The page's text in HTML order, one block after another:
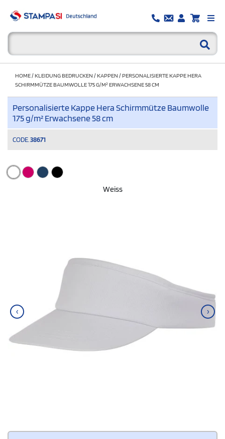
HOME/KLEIDUNG BEDRUCKEN /KAPPEN /PERSONALISIERTE KAPPE HERA
SCHIRMMÜTZE BAUMWOLLE 175 G/M² ERWACHSENE 58 CM
Personalisierte Kappe Hera Schirmmütze Baumwolle
175 g/m² Erwachsene 58 cm
CODE. 38671
Weiss
‹ ›